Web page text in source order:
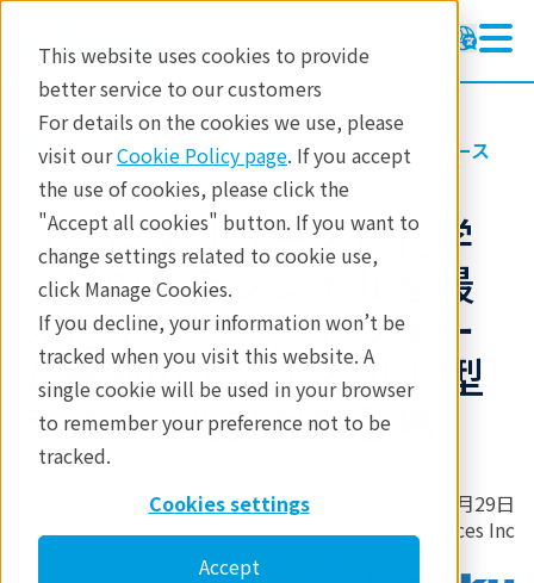
This website uses cookies to provide
better service to our customers
For details on the cookies we use, please
visit ourCookie Policy page. If you accept
the use of cookies, please click the
"Accept all cookies" button. If you want to
change settings related to cookie use,
click Manage Cookies.
If you decline, your information won’t be
tracked when you visit this website. A
single cookie will be used in your browser
to remember your preference not to be
tracked.
Cookies settings
Accept
リガクについて お知らせ・プレスリリース
【プレスリリース】化学
分析のポテンシャルを最
大化するプラットフォー
ム搭載の ハンドヘルド型
ラマン分光計が新登場
2023年6月29日
Rigaku Analytical Devices Inc